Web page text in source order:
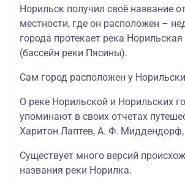
Норильск получил своё название
местности, где он расположен –
города протекает река
(бассейн реки Пясины).
Сам город расположен у
О реке Норильской и Норильских
упоминают в своих отчетах
Харитон Лаптев, А. Ф.
Существует много версий
названия реки Норилка.